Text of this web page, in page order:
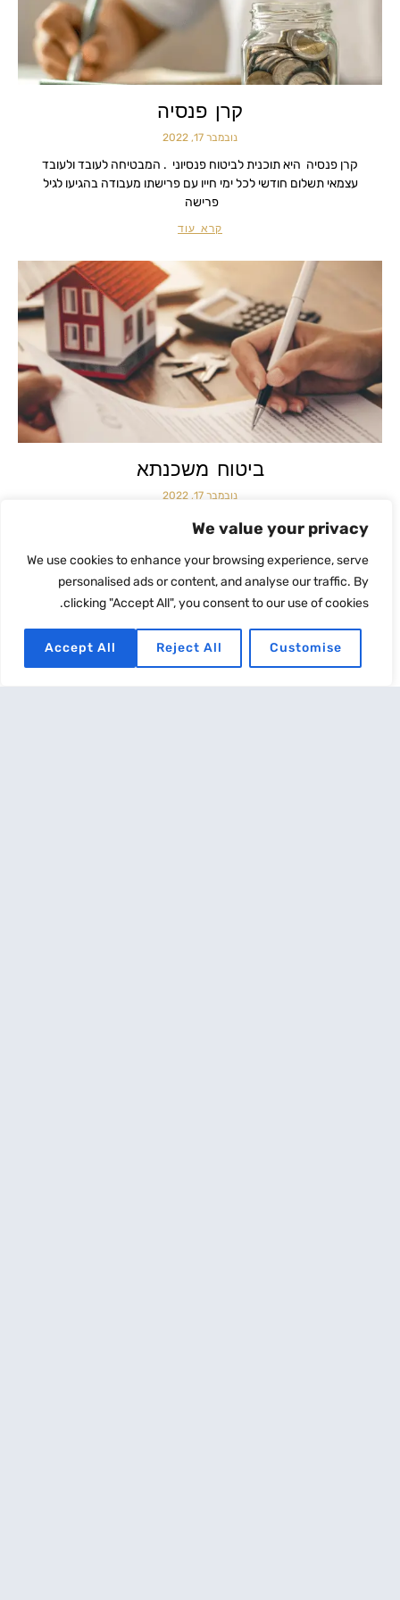
We value your privacy
We use cookies to enhance your browsing experience, serve
personalised ads or content, and analyse our traffic. By
clicking "Accept All", you consent to our use of cookies.
Customise
Reject All
Accept All
קרן פנסיה
נובמבר 17, 2022
קרן פנסיה היא תוכנית לביטוח פנסיוני . המבטיחה לעובד ולעובד
עצמאי תשלום חודשי לכל ימי חייו עם פרישתו מעבודה בהגיעו לגיל
פרישה
קרא עוד
ביטוח משכנתא
נובמבר 17, 2022
משכנתא היא הלוואה הנלקחת מהבנק לצורך רכישת נכס, לשם מגורים
או השקעה. הבנק דורש מכל מי שגובה ממנו הלוואה זו
קרא עוד